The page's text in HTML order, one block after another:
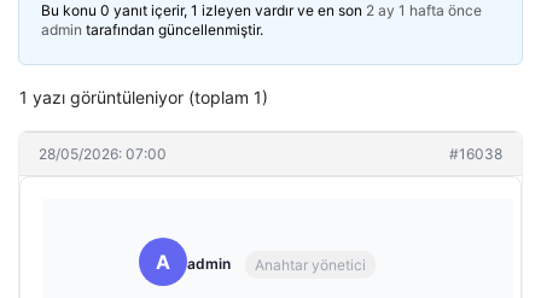
Bu konu 0 yanıt içerir, 1 izleyen vardır ve en son 2 ay 1 hafta önce
admin tarafından güncellenmiştir.
1 yazı görüntüleniyor (toplam 1)
28/05/2026: 07:00 #16038
A admin Anahtar yönetici